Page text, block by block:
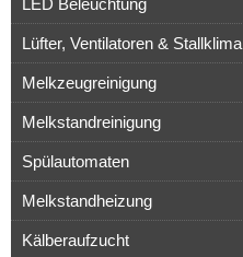
LED Beleuchtung
Lüfter, Ventilatoren & Stallklima
Melkzeugreinigung
Melkstandreinigung
Spülautomaten
Melkstandheizung
Kälberaufzucht